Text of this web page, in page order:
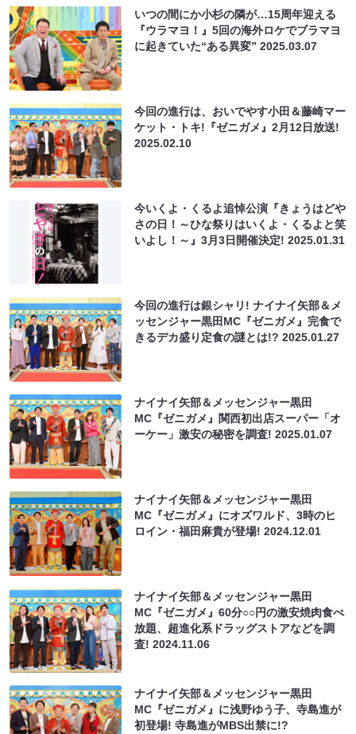
いつの間にか小杉の隣が…15周年迎える
『ウラマヨ！』5回の海外ロケでブラマヨ
に起きていた“ある異変”2025.03.07
今回の進行は、おいでやす小田＆藤崎マー
ケット・トキ!『ゼニガメ』2月12日放送!
2025.02.10
今いくよ・くるよ追悼公演『きょうはどや
さの日！～ひな祭りはいくよ・くるよと笑
いよし！～』3月3日開催決定!2025.01.31
今回の進行は銀シャリ! ナイナイ矢部＆メ
ッセンジャー黒田MC『ゼニガメ』完食で
きるデカ盛り定食の謎とは!?2025.01.27
ナイナイ矢部＆メッセンジャー黒田
MC『ゼニガメ』関西初出店スーパー「オ
ーケー」激安の秘密を調査!2025.01.07
ナイナイ矢部＆メッセンジャー黒田
MC『ゼニガメ』にオズワルド、3時のヒ
ロイン・福田麻貴が登場!2024.12.01
ナイナイ矢部＆メッセンジャー黒田
MC『ゼニガメ』60分○○円の激安焼肉食べ
放題、超進化系ドラッグストアなどを調
査!2024.11.06
ナイナイ矢部＆メッセンジャー黒田
MC『ゼニガメ』に浅野ゆう子、寺島進が
初登場! 寺島進がMBS出禁に!?